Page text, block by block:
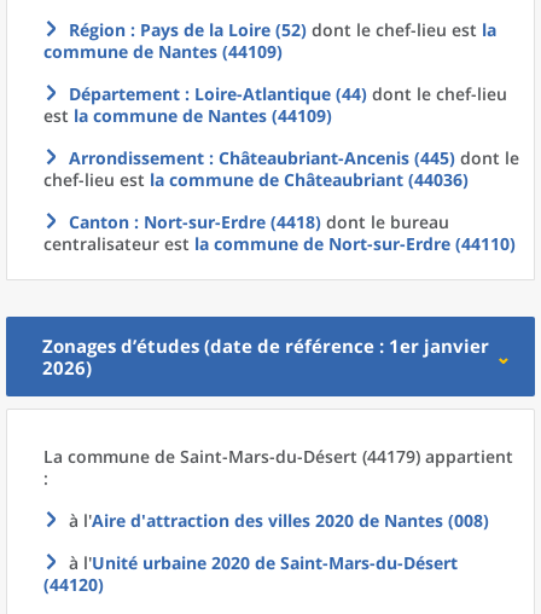
Région : Pays de la Loire (52) dont le chef-lieu est la
commune de Nantes (44109)
Département : Loire-Atlantique (44) dont le chef-lieu
est la commune de Nantes (44109)
Arrondissement : Châteaubriant-Ancenis (445) dont le
chef-lieu est la commune de Châteaubriant (44036)
Canton : Nort-sur-Erdre (4418) dont le bureau
centralisateur est la commune de Nort-sur-Erdre (44110)
Zonages d’études (date de référence : 1er janvier
2026)
La commune de Saint-Mars-du-Désert (44179) appartient
:
à l'Aire d'attraction des villes 2020 de Nantes (008)
à l'Unité urbaine 2020 de Saint-Mars-du-Désert
(44120)